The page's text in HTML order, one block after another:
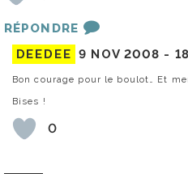
RÉPONDRE
DEEDEE 9 NOV 2008 -
Bon courage pour le boulot… Et
Bises !
0